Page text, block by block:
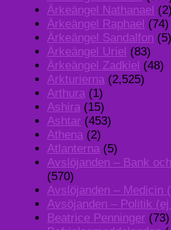
Ärkeängel Nathanael (2)
Ärkeängel Raphael (74)
Ärkeängel Sandalfon (5)
Ärkeängel Uriel (83)
Ärkeängel Zadkiel (48)
Arkturierna (2,525)
Arthura (1)
Ashira (15)
Ashtar (453)
Athena (2)
Atlanterna (5)
Avslöjanden – Bank
(570)
Avslöjanden – Medicin
Avsöjanden – Politik
Beatrice Penninger (73)